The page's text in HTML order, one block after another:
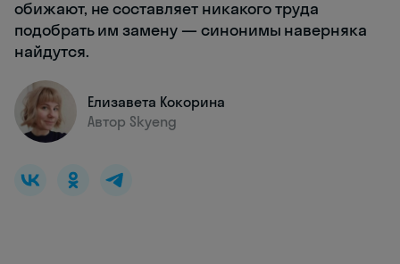
обижают, не составляет никакого труда
подобрать им замену — синонимы наверняка
найдутся.
Елизавета Кокорина
Автор Skyeng